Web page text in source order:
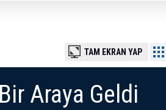
TAM EKRAN YAP
Araya Geldi